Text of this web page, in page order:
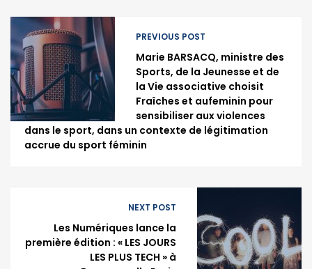
PREVIOUS POST
Marie BARSACQ, ministre des
Sports, de la Jeunesse et de
la Vie associative choisit
Fraîches et aufeminin pour
sensibiliser aux violences
dans le sport, dans un contexte de légitimation
accrue du sport féminin
NEXT POST
Les Numériques lance la
première édition : « LES JOURS
LES PLUS TECH » à